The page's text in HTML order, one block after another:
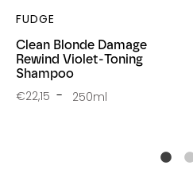
Clean Blonde Damage
Rewind Violet-Toning
Shampoo
FUDGE
€22,15 250ml